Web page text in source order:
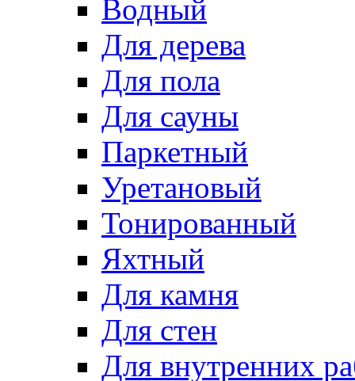
Водный
Для дерева
Для пола
Для сауны
Паркетный
Уретановый
Тонированный
Яхтный
Для камня
Для стен
Для внутренних